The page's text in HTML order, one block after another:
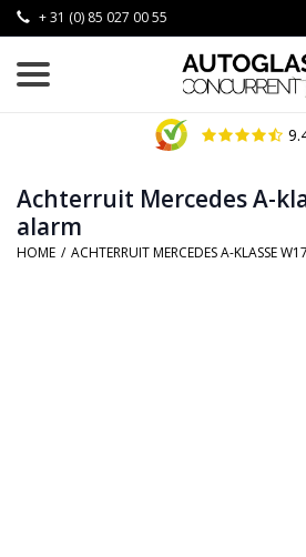
+ 31 (0) 85 027 00 55
Achterruit Mercedes A-
alarm
HOME / ACHTERRUIT MERCEDES A-KLASSE